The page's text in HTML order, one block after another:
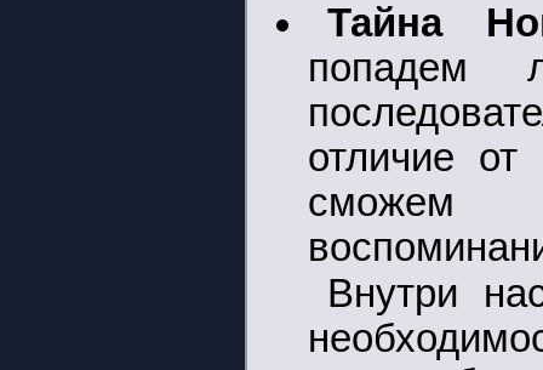
Тайна
попадем
отличие
сможем
Внутри